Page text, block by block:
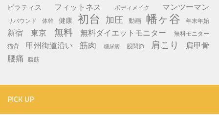
ピラティス フィットネス ボディメイク マンツーマン
リバウンド 体幹 健康 初台 加圧 動画 幡ヶ谷 年末年始
新宿 東京 無料 無料ダイエットモニター
無料モニター
猫背
甲州街道沿い 筋肉 糖尿病 股関節 肩こり 肩甲骨
腰痛 腹筋
PICK UP